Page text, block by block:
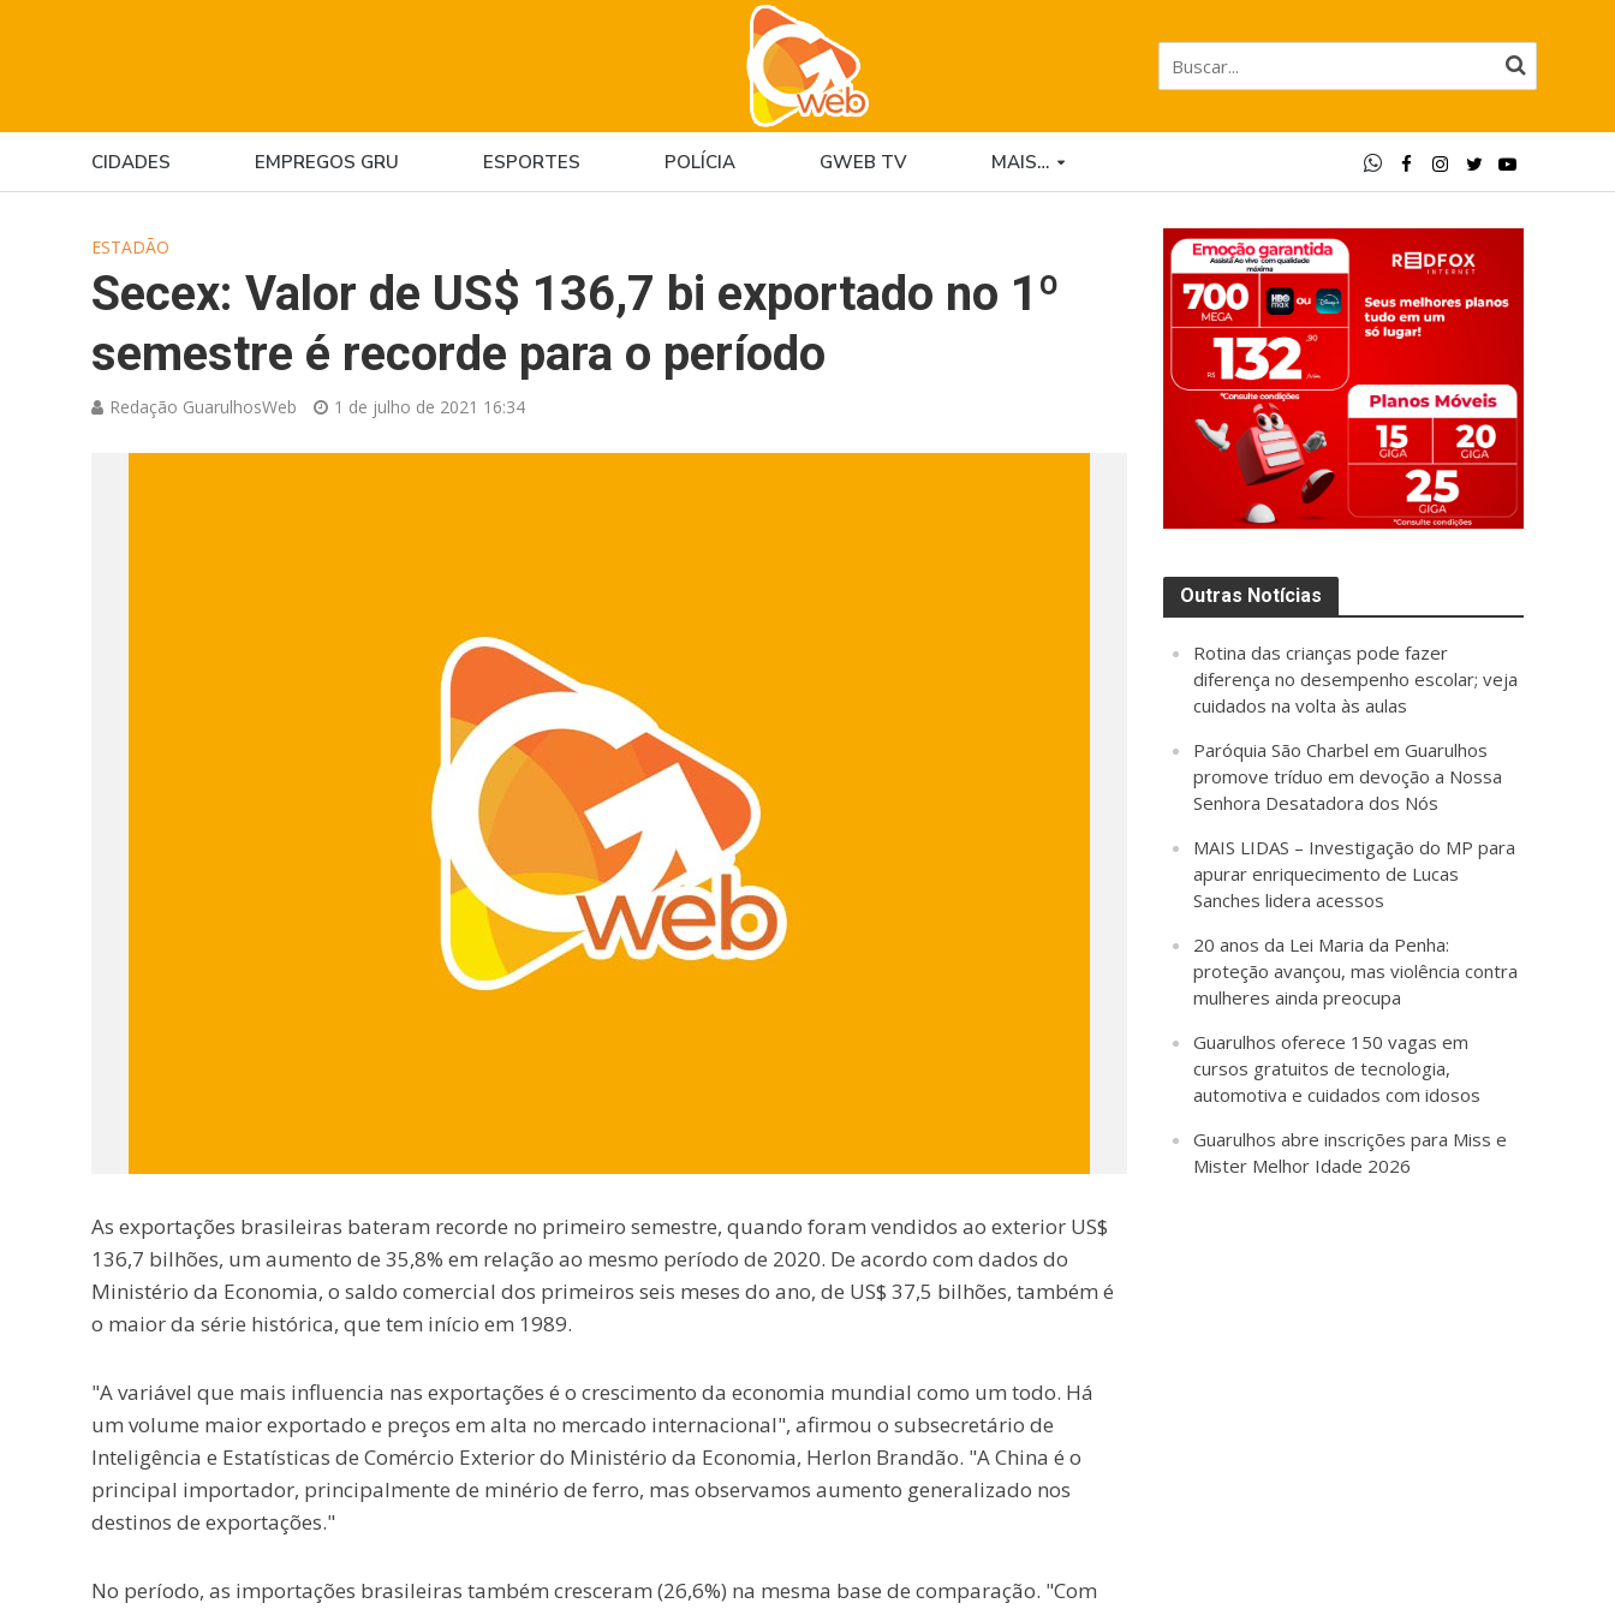
CIDADES EMPREGOS GRU ESPORTES POLÍCIA GWEB TV MAIS…
ESTADÃO
Secex: Valor de US$ 136,7 bi exportado no 1º
semestre é recorde para o período
Redação GuarulhosWeb 1 de julho de 2021 16:34
As exportações brasileiras bateram recorde no primeiro semestre, quando foram vendidos ao exterior US$
136,7 bilhões, um aumento de 35,8% em relação ao mesmo período de 2020. De acordo com dados do
Ministério da Economia, o saldo comercial dos primeiros seis meses do ano, de US$ 37,5 bilhões, também é
o maior da série histórica, que tem início em 1989.
"A variável que mais influencia nas exportações é o crescimento da economia mundial como um todo. Há
um volume maior exportado e preços em alta no mercado internacional", afirmou o subsecretário de
Inteligência e Estatísticas de Comércio Exterior do Ministério da Economia, Herlon Brandão. "A China é o
principal importador, principalmente de minério de ferro, mas observamos aumento generalizado nos
destinos de exportações."
No período, as importações brasileiras também cresceram (26,6%) na mesma base de comparação. "Com
Outras Notícias
Rotina das crianças pode fazer
diferença no desempenho escolar; veja
cuidados na volta às aulas
Paróquia São Charbel em Guarulhos
promove tríduo em devoção a Nossa
Senhora Desatadora dos Nós
MAIS LIDAS – Investigação do MP para
apurar enriquecimento de Lucas
Sanches lidera acessos
20 anos da Lei Maria da Penha:
proteção avançou, mas violência contra
mulheres ainda preocupa
Guarulhos oferece 150 vagas em
cursos gratuitos de tecnologia,
automotiva e cuidados com idosos
Guarulhos abre inscrições para Miss e
Mister Melhor Idade 2026